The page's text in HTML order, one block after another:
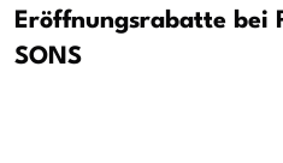
Eröffnungsrabatte bei
SONS